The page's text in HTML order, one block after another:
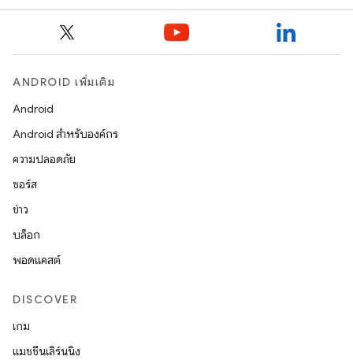
ANDROID เพิ่มเติม
Android
Android สำหรับองค์กร
ความปลอดภัย
ซอร์ส
ข่าว
บล็อก
พอดแคสต์
DISCOVER
เกม
แมชชีนเลิร์นนิง